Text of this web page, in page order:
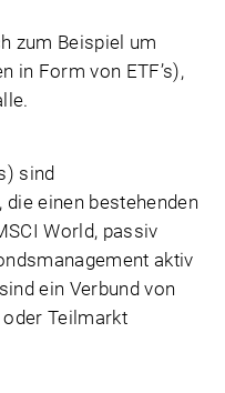
zum Beispiel um
in Form von ETF’s),
sind
einen bestehenden
World, passiv
aktiv
ein Verbund von
Teilmarkt